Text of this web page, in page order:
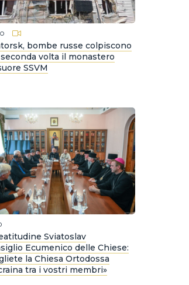
bombe russe colpiscono
volta il monastero
SSVM
Sviatoslav
Ecumenico delle Chiese:
la Chiesa Ortodossa
tra i vostri membri»